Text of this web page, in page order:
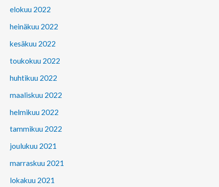
elokuu 2022
heinäkuu 2022
kesäkuu 2022
toukokuu 2022
huhtikuu 2022
maaliskuu 2022
helmikuu 2022
tammikuu 2022
joulukuu 2021
marraskuu 2021
lokakuu 2021